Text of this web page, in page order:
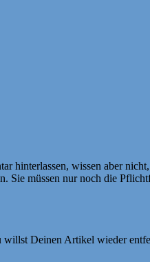
wissen aber
müssen nur noch die
Deinen Artikel wieder